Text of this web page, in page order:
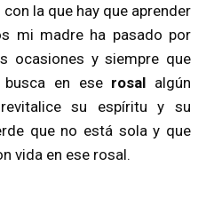
la que hay que aprender
mi madre ha pasado por
ocasiones y siempre que
en ese rosal algún
su espíritu y su
que no está sola y que
vida en ese rosal.